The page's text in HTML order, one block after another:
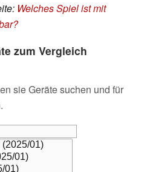
Welches Spiel ist mit
zum Vergleich
sie Geräte suchen und für